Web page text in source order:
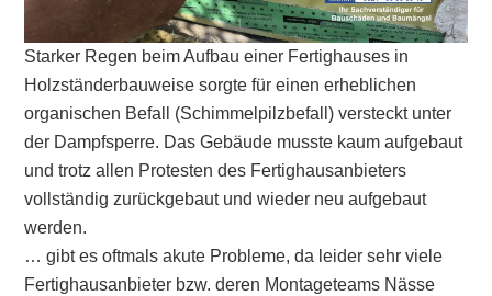
Starker Regen beim Aufbau einer Fertighauses in
Holzständerbauweise sorgte für einen erheblichen
organischen Befall (Schimmelpilzbefall) versteckt unter
der Dampfsperre. Das Gebäude musste kaum aufgebaut
und trotz allen Protesten des Fertighausanbieters
vollständig zurückgebaut und wieder neu aufgebaut
werden.
… gibt es oftmals akute Probleme, da leider sehr viele
Fertighausanbieter bzw. deren Montageteams Nässe